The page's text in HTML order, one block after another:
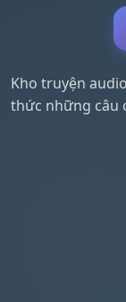
Kho truyện
thức những câu